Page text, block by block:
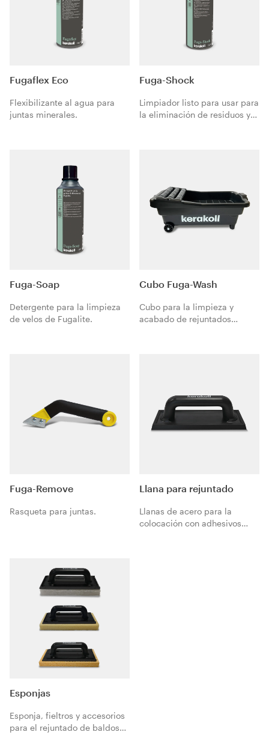
Fugaflex Eco
Flexibilizante al agua para
juntas minerales.
Fuga-Shock
Limpiador listo para usar para
la eliminación de residuos y
Fuga-Soap
Detergente para la limpieza
de velos de Fugalite.
Cubo Fuga-Wash
Cubo para la limpieza y
acabado de rejuntados
rejuntado. Con asa y ruedas
para un transporte más fácil.
Fuga-Remove
Rasqueta para juntas.
Llana para rejuntado
Llanas de acero para la
colocación con adhesivos
Esponjas
Esponja, fieltros y accesorios
para el rejuntado de baldosas